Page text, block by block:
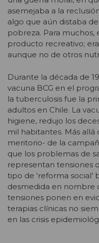
asemejaba a la
algo que aún distaba
pobreza. Para muchos,
producto recreativo;
aunque no de otros
Durante la década de
vacuna BCG en el
la tuberculosis fue la
adultos en Chile. La
higiene, redujo los
mil habitantes. Más
meritorio- de la
que los problemas de
representan tensiones
tipo de ‘reforma social’
desmedida en nombre
tensiones ponen en
terapias clínicas no
en las crisis